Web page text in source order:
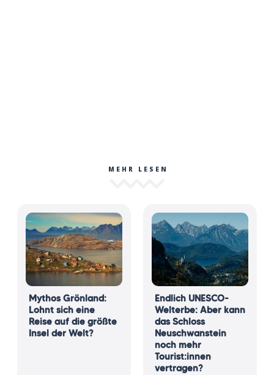
MEHR LESEN
Mythos Grönland:
Lohnt sich eine
Reise auf die größte
Insel der Welt?
Endlich UNESCO-
Welterbe: Aber kann
das Schloss
Neuschwanstein
noch mehr
Tourist:innen
vertragen?